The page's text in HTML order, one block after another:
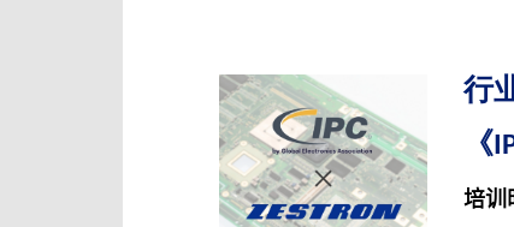
行
《
培训